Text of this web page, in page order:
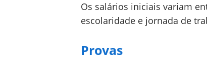
Os salários iniciais variam
escolaridade e jornada de
Provas